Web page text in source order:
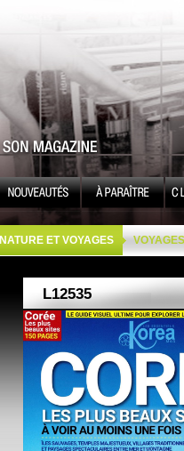
NATURE ET VOYAGES VOYAGES